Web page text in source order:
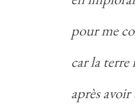
pour me
car la
après